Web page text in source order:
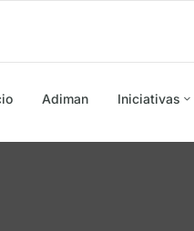
Adiman Iniciativas